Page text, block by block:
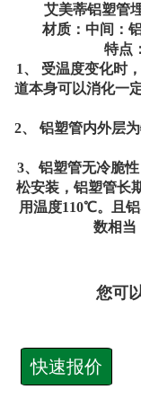
艾美蒂铝塑管
材质：中间：
特点
1、 受温度变化时
道本身可以消化一
2、 铝塑管内外层
3、铝塑管无冷脆
松安装，铝塑管长
用温度110℃。且
数相当
您可